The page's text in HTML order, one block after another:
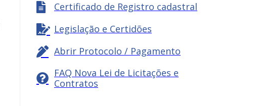
Certificado de Registro cadastral
Legislação e Certidões
Abrir Protocolo / Pagamento
FAQ Nova Lei de Licitações e
Contratos